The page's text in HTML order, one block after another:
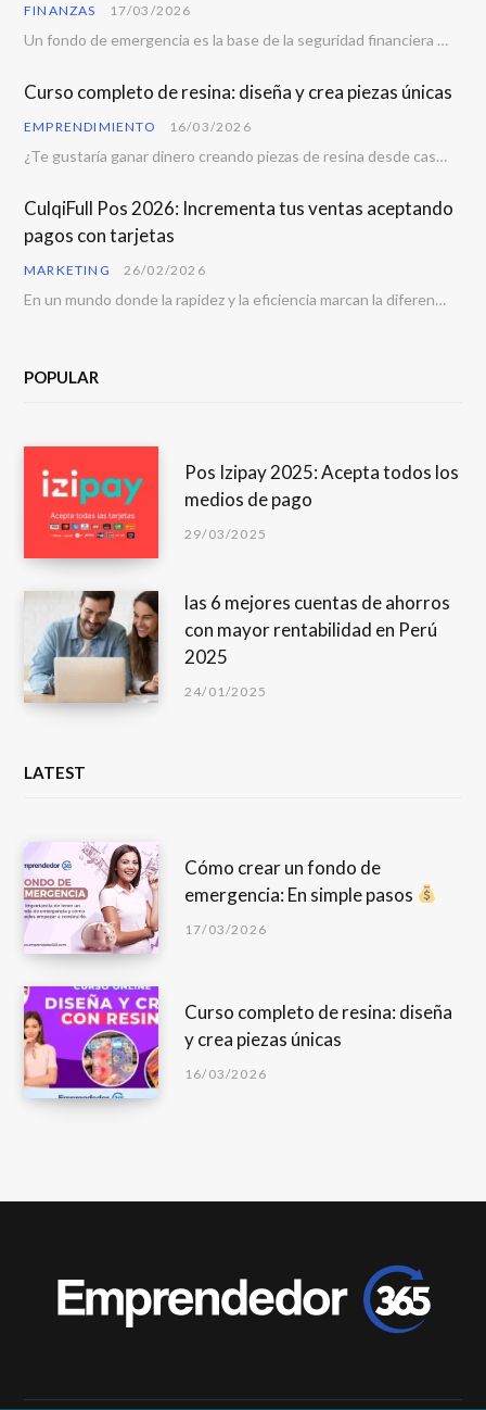
FINANZAS 17/03/2026
Un fondo de emergencia es la base de la seguridad financiera personal. Todos enfrentamos imprevistos…
Curso completo de resina: diseña y crea piezas únicas
EMPRENDIMIENTO 16/03/2026
¿Te gustaría ganar dinero creando piezas de resina desde casa? La resina se ha convertido…
CulqiFull Pos 2026: Incrementa tus ventas aceptando
pagos con tarjetas
MARKETING 26/02/2026
En un mundo donde la rapidez y la eficiencia marcan la diferencia, contar con una…
POPULAR
Pos Izipay 2025: Acepta todos los
medios de pago
29/03/2025
las 6 mejores cuentas de ahorros
con mayor rentabilidad en Perú
2025
24/01/2025
LATEST
Cómo crear un fondo de
emergencia: En simple pasos
17/03/2026
Curso completo de resina: diseña
y crea piezas únicas
16/03/2026